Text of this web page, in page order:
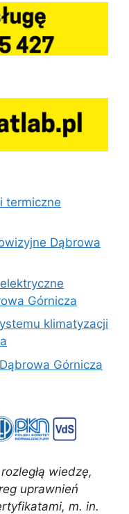
termiczne
Dąbrowa
Górnicza
klimatyzacji
Górnicza
wiedzę,
uprawnień
m. in.